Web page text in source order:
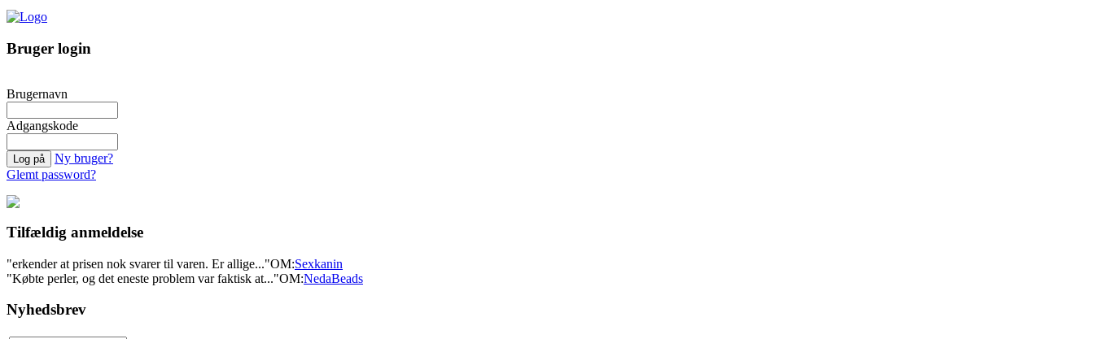
Bruger login
Brugernavn
Adgangskode
Ny bruger?
Glemt password?
Tilfældig anmeldelse
"erkender at prisen nok svarer til varen. Er allige..."OM:Sexkanin
"Købte perler, og det eneste problem var faktisk at..."OM:NedaBeads
Nyhedsbrev